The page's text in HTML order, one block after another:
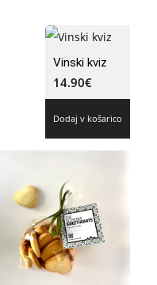
Vinski kviz
14.90€
Dodaj v košarico